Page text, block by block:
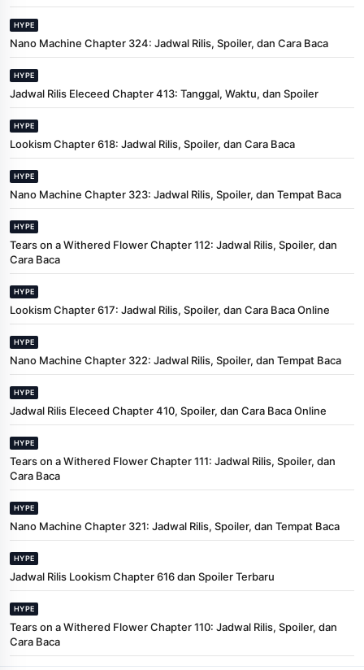
HYPE
Nano Machine Chapter 324: Jadwal Rilis, Spoiler, dan Cara Baca
HYPE
Jadwal Rilis Eleceed Chapter 413: Tanggal, Waktu, dan Spoiler
HYPE
Lookism Chapter 618: Jadwal Rilis, Spoiler, dan Cara Baca
HYPE
Nano Machine Chapter 323: Jadwal Rilis, Spoiler, dan Tempat Baca
HYPE
Tears on a Withered Flower Chapter 112: Jadwal Rilis, Spoiler, dan
Cara Baca
HYPE
Lookism Chapter 617: Jadwal Rilis, Spoiler, dan Cara Baca Online
HYPE
Nano Machine Chapter 322: Jadwal Rilis, Spoiler, dan Tempat Baca
HYPE
Jadwal Rilis Eleceed Chapter 410, Spoiler, dan Cara Baca Online
HYPE
Tears on a Withered Flower Chapter 111: Jadwal Rilis, Spoiler, dan
Cara Baca
HYPE
Nano Machine Chapter 321: Jadwal Rilis, Spoiler, dan Tempat Baca
HYPE
Jadwal Rilis Lookism Chapter 616 dan Spoiler Terbaru
HYPE
Tears on a Withered Flower Chapter 110: Jadwal Rilis, Spoiler, dan
Cara Baca